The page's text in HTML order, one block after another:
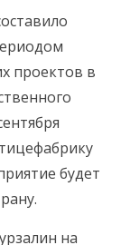
проектов в
будет
на